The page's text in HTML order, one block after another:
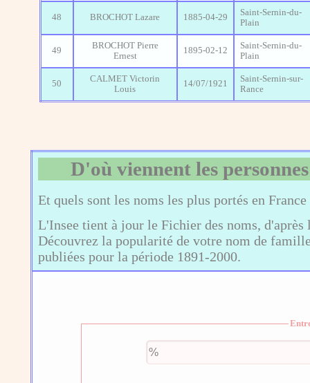
48 BROCHOT Lazare 1885-04-29
Saint-Sernin-du-
Plain
49
BROCHOT Pierre
Ernest
1895-02-12
Saint-Sernin-du-
Plain
50
CALMET Victorin
Louis
14/07/1921
Saint-Sernin-sur-
Rance
D'où viennent les
Et quels sont les noms les plus portés en
L'Insee tient à jour le Fichier des noms,
Découvrez la popularité de votre nom de
publiées pour la période 1891-2000.